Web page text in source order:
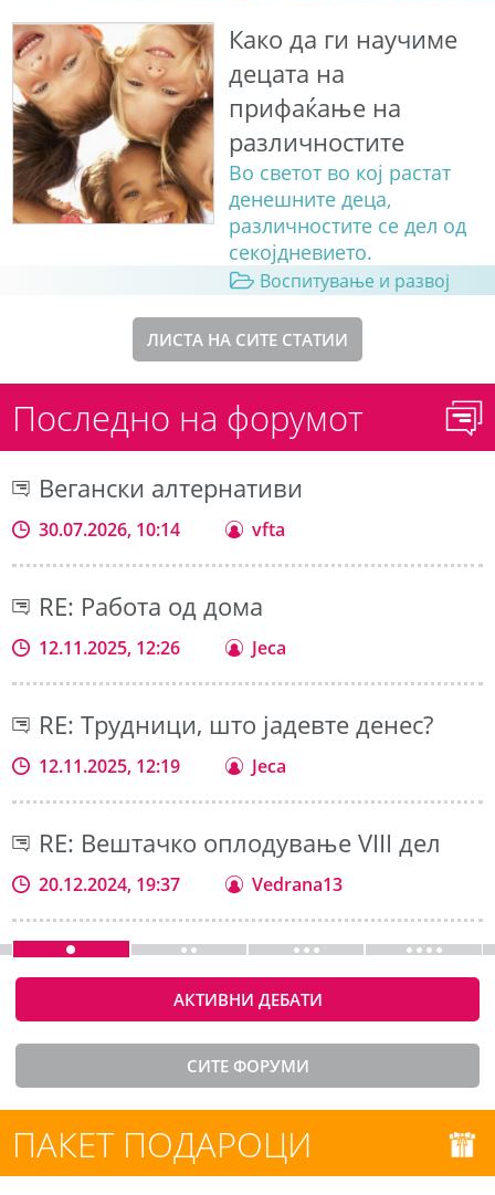
Како да ги научиме
децата на
прифаќање на
различностите
Во светот во кој растат
денешните деца,
различностите се дел од
секојдневието.
Воспитување и развој
ЛИСТА НА СИТЕ СТАТИИ
Последно на форумот
Вегански алтернативи
30.07.2026, 10:14 vfta
RE: Работа од дома
12.11.2025, 12:26 Jeca
RE: Трудници, што јадевте денес?
12.11.2025, 12:19 Jeca
RE: Вештачко оплодување VIII дел
20.12.2024, 19:37 Vedrana13
АКТИВНИ ДЕБАТИ
СИТЕ ФОРУМИ
ПАКЕТ ПОДАРОЦИ